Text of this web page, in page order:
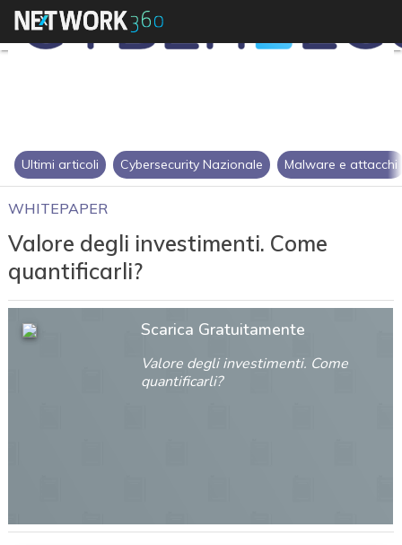
Ultimi articoli Cybersecurity Nazionale Malware e attacchi
WHITEPAPER
Valore degli investimenti. Come
quantificarli?
Scarica Gratuitamente
Valore degli investimenti. Come
quantificarli?